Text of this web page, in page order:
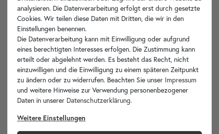
analysieren. Die Datenverarbeitung erfolgt erst durch gesetzte
Cookies. Wir teilen diese Daten mit Dritten, die wir in den
Einstellungen benennen.
Die Datenverarbeitung kann mit Einwilligung oder aufgrund
eines berechtigten Interesses erfolgen. Die Zustimmung kann
erteilt oder abgelehnt werden. Es besteht das Recht, nicht
einzuwilligen und die Einwilligung zu einem späteren Zeitpunkt
zu ändern oder zu widerrufen. Beachten Sie unser Impressum
und weitere Hinweise zur Verwendung personenbezogener
Daten in unserer Daten­schutz­erklärung.
Weitere Einstellungen